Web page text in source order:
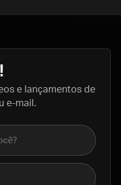
e lançamentos de
e-mail.